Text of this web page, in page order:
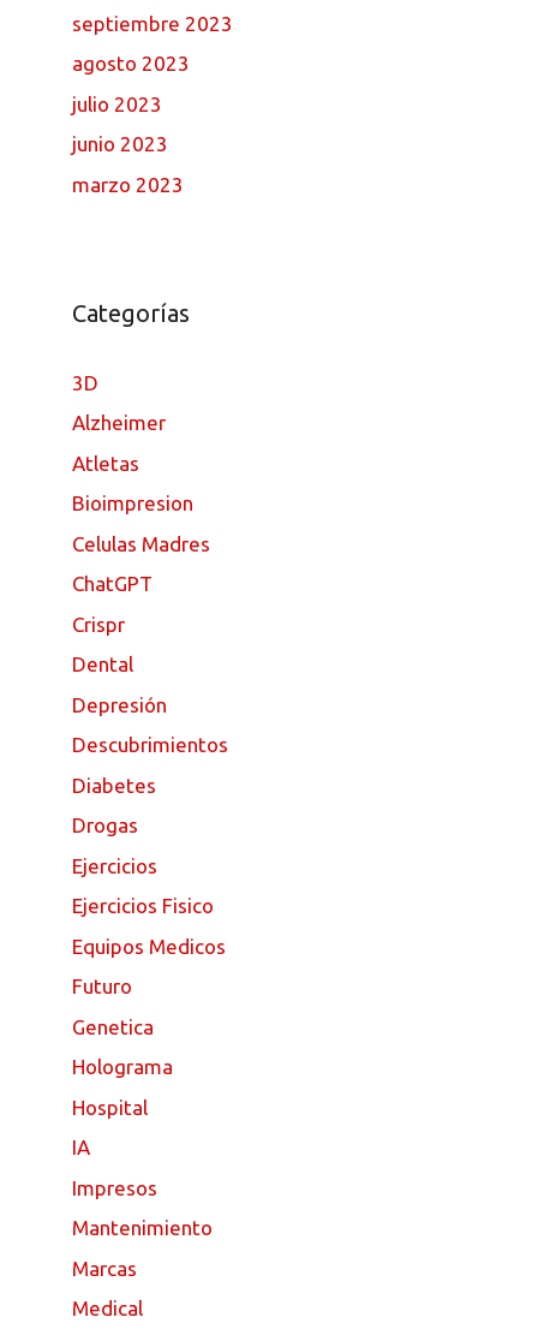
septiembre 2023
agosto 2023
julio 2023
junio 2023
marzo 2023
Categorías
3D
Alzheimer
Atletas
Bioimpresion
Celulas Madres
ChatGPT
Crispr
Dental
Depresión
Descubrimientos
Diabetes
Drogas
Ejercicios
Ejercicios Fisico
Equipos Medicos
Futuro
Genetica
Holograma
Hospital
IA
Impresos
Mantenimiento
Marcas
Medical